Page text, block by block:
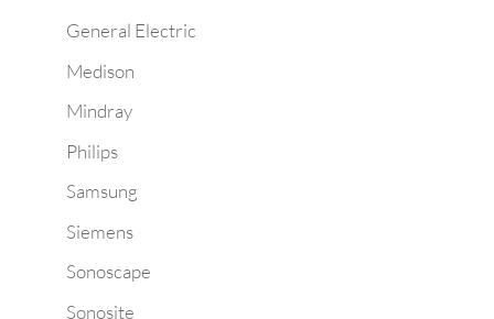
General Electric
Medison
Mindray
Philips
Samsung
Siemens
Sonoscape
Sonosite